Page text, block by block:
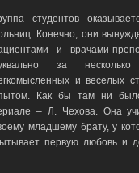
студентов
Конечно, они
и врачами-
за
и веселых
Как бы там ни
– Л. Чехова. Она
младшему брату, у
первую любовь и